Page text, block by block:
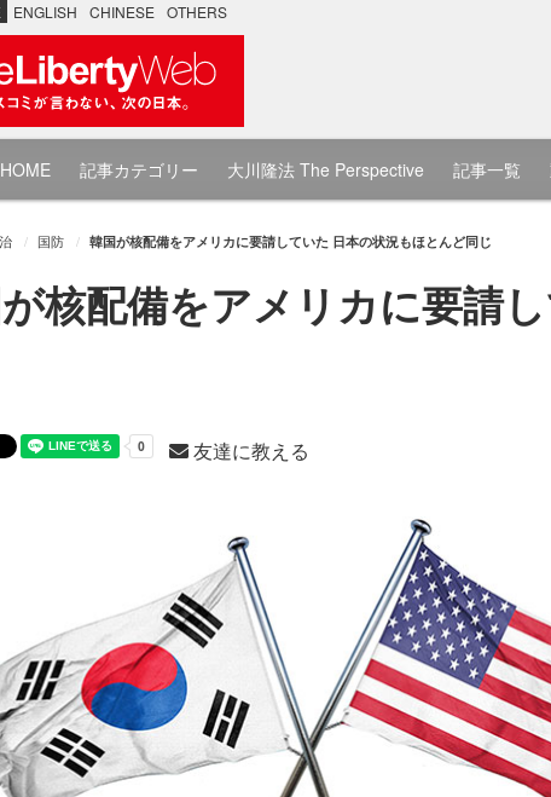
ENGLISH CHINESE OTHERS
HOME 記事カテゴリー 大川隆法 The Perspective 記事一覧
国防 韓国が核配備をアメリカに要請していた 日本の状況もほとんど同じ
核配備をアメリカに要請
友達に教える